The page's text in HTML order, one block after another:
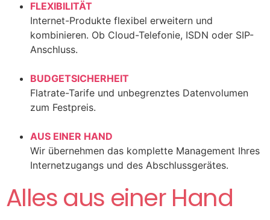
FLEXIBILITÄT
Internet-Produkte flexibel erweitern und
kombinieren. Ob Cloud-Telefonie, ISDN oder SIP-
Anschluss.
BUDGETSICHERHEIT
Flatrate-Tarife und unbegrenztes Datenvolumen
zum Festpreis.
AUS EINER HAND
Wir übernehmen das komplette Management Ihres
Internetzugangs und des Abschlussgerätes.
Alles aus einer Hand